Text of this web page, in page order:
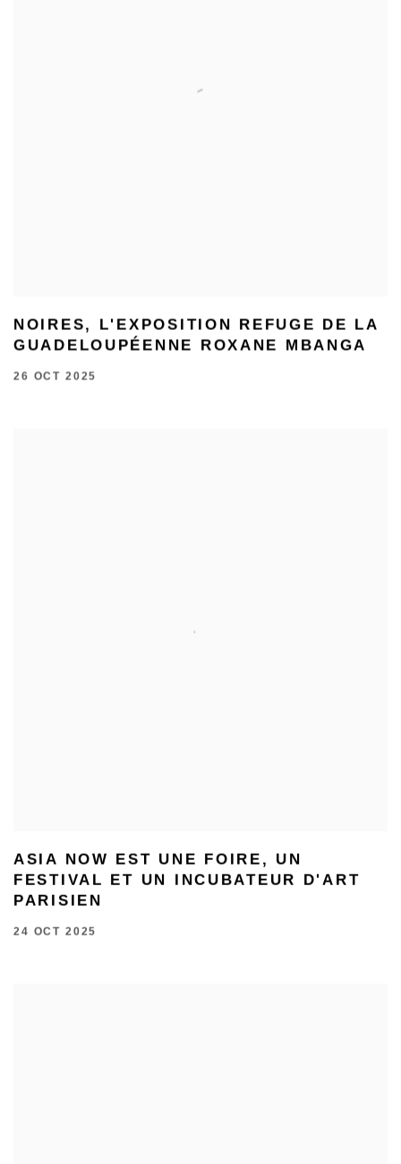
NOIRES, L'EXPOSITION REFUGE DE LA
GUADELOUPÉENNE ROXANE MBANGA
26 OCT 2025
ASIA NOW EST UNE FOIRE, UN
FESTIVAL ET UN INCUBATEUR D'ART
PARISIEN
24 OCT 2025